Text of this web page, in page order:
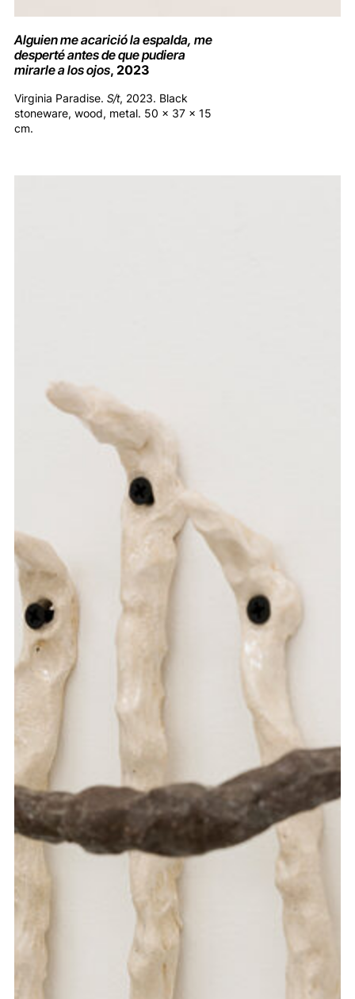
Alguien me acarició la espalda, me
desperté antes de que pudiera
mirarle a los ojos, 2023
Virginia Paradise. S/t, 2023. Black
stoneware, wood, metal. 50 x 37 x 15
cm.